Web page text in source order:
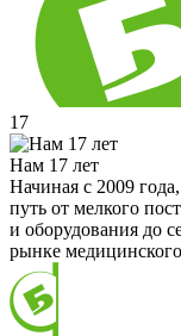
17
Нам 17 лет
Начиная с 2009
путь от мелкого
и оборудования до
рынке